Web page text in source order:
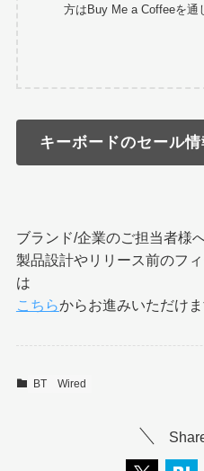
方はBuy Me a Coffeeを通
キーボードのセール
ブランド/企業のご担当者様へ
製品設計やリリース前のフ
は
こちらからお進みいただけま
BT Wired